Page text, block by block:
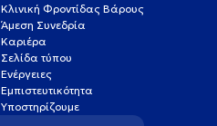
Κλινική Φροντίδας Βάρους
Άμεση Συνεδρία
Καριέρα
Σελίδα τύπου
Ενέργειες
Εμπιστευτικότητα
Υποστηρίζουμε